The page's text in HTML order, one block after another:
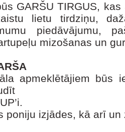
GARŠU TIRGUS,
lietu tirdziņu,
piedāvājumu,
mizošanas un
apmeklētājiem būs
poniju izjādes, kā arī